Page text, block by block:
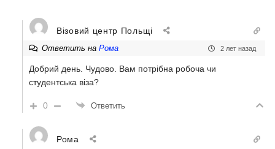
Візовий центр Польщі
Ответить на Рома 2 лет назад
Добрий день. Чудово. Вам потрібна робоча чи
студентська віза?
0 Ответить
Рома